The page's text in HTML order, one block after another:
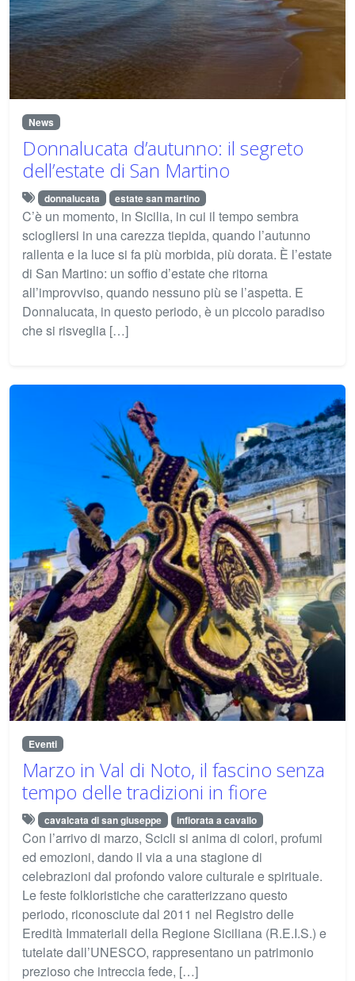
News
Donnalucata d’autunno: il segreto
dell’estate di San Martino
donnalucata estate san martino
C’è un momento, in Sicilia, in cui il tempo sembra
sciogliersi in una carezza tiepida, quando l’autunno
rallenta e la luce si fa più morbida, più dorata. È l’estate
di San Martino: un soffio d’estate che ritorna
all’improvviso, quando nessuno più se l’aspetta. E
Donnalucata, in questo periodo, è un piccolo paradiso
che si risveglia […]
Eventi
Marzo in Val di Noto, il fascino senza
tempo delle tradizioni in fiore
cavalcata di san giuseppe infiorata a cavallo
Con l’arrivo di marzo, Scicli si anima di colori, profumi
ed emozioni, dando il via a una stagione di
celebrazioni dal profondo valore culturale e spirituale.
Le feste folkloristiche che caratterizzano questo
periodo, riconosciute dal 2011 nel Registro delle
Eredità Immateriali della Regione Siciliana (R.E.I.S.) e
tutelate dall’UNESCO, rappresentano un patrimonio
prezioso che intreccia fede, […]